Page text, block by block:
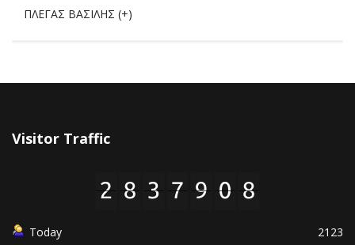
ΠΛΕΓΑΣ ΒΑΣΙΛΗΣ (+)
Visitor Traffic
Today 2123